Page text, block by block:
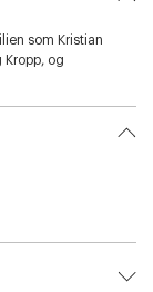
som Kristian
Kropp, og